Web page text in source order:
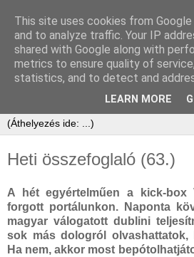
Heti összefoglaló (63.)
A hét egyértelműen a kick-box
forgott portálunkon. Naponta
magyar válogatott dublini
sok más dologról olvashattatok,
Ha nem, akkor most
This site uses cookies from
and to analyze traffic. Your IP
shared with Google along with
metrics to ensure quality of
statistics, and to detect and
LEARN MORE